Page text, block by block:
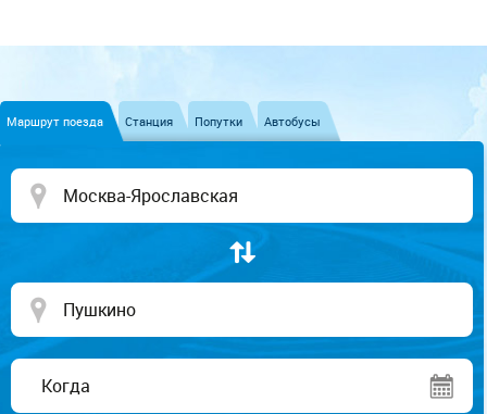
Маршрут поезда Станция Попутки Автобусы